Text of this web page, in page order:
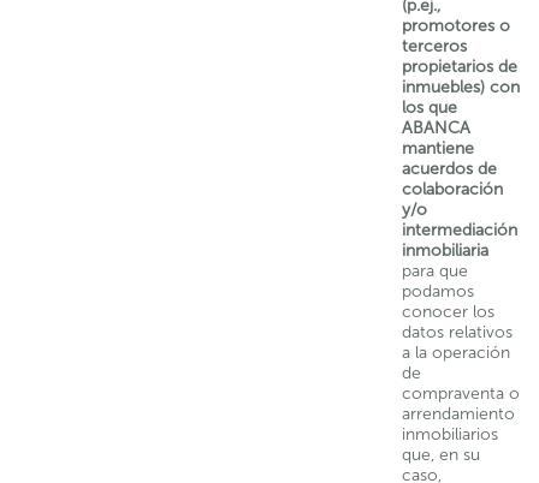
(p.ej.,
promotores o
terceros
propietarios de
inmuebles) con
los que
ABANCA
mantiene
acuerdos de
colaboración
y/o
intermediación
inmobiliaria
para que
podamos
conocer los
datos relativos
a la operación
de
compraventa o
arrendamiento
inmobiliarios
que, en su
caso,